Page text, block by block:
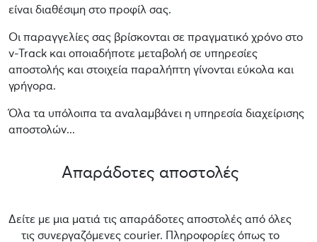
είναι διαθέσιμη στο προφίλ σας.
Οι παραγγελίες σας βρίσκονται σε πραγματικό χρόνο στο
v-Track και οποιαδήποτε μεταβολή σε υπηρεσίες
αποστολής και στοιχεία παραλήπτη γίνονται εύκολα και
γρήγορα.
Όλα τα υπόλοιπα τα αναλαμβάνει η υπηρεσία διαχείρισης
αποστολών...
Απαράδοτες αποστολές
Δείτε με μια ματιά τις απαράδοτες αποστολές από όλες
τις συνεργαζόμενες courier. Πληροφορίες όπως το